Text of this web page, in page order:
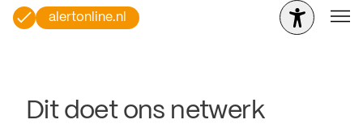
alertonline.nl
Dit doet ons netwerk